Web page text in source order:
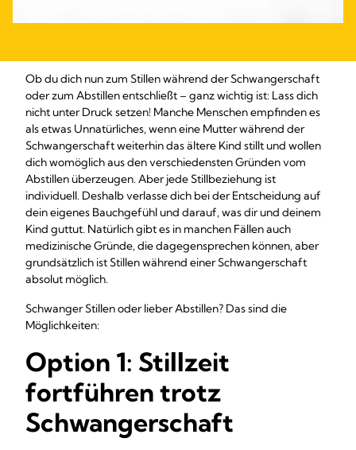
Ob du dich nun zum Stillen während der Schwangerschaft
oder zum Abstillen entschließt – ganz wichtig ist: Lass dich
nicht unter Druck setzen! Manche Menschen empfinden es
als etwas Unnatürliches, wenn eine Mutter während der
Schwangerschaft weiterhin das ältere Kind stillt und wollen
dich womöglich aus den verschiedensten Gründen vom
Abstillen überzeugen. Aber jede Stillbeziehung ist
individuell. Deshalb verlasse dich bei der Entscheidung auf
dein eigenes Bauchgefühl und darauf, was dir und deinem
Kind guttut. Natürlich gibt es in manchen Fällen auch
medizinische Gründe, die dagegensprechen können, aber
grundsätzlich ist Stillen während einer Schwangerschaft
absolut möglich.
Schwanger Stillen oder lieber Abstillen? Das sind die
Möglichkeiten:
Option 1: Stillzeit
fortführen trotz
Schwangerschaft